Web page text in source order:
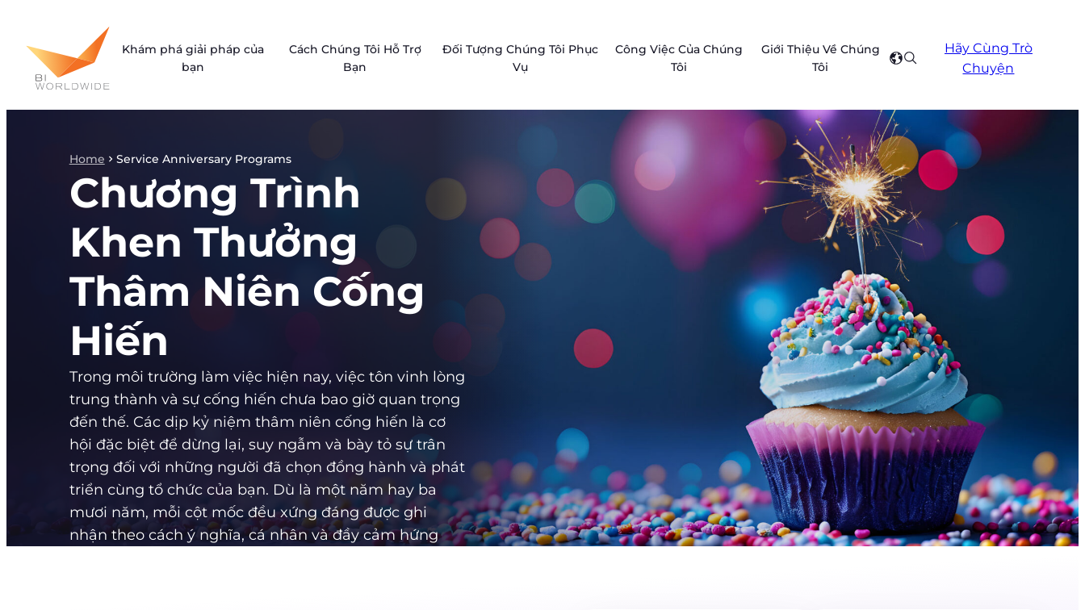
content
Khám phá giải pháp của
bạn
Cách Chúng Tôi Hỗ Trợ
Bạn
Đối Tượng Chúng Tôi Phục
Vụ
Công Việc Của Chúng
Tôi
Giới Thiệu Về Chúng
Tôi
Select
region
SearchHãy Cùng Trò
Chuyện
Home Service Anniversary Programs
Chương Trình
Khen Thưởng
Thâm Niên Cống
Hiến
Trong môi trường làm việc hiện nay, việc tôn vinh lòng
trung thành và sự cống hiến chưa bao giờ quan trọng
đến thế. Các dịp kỷ niệm thâm niên cống hiến là cơ
hội đặc biệt để dừng lại, suy ngẫm và bày tỏ sự trân
trọng đối với những người đã chọn đồng hành và phát
triển cùng tổ chức của bạn. Dù là một năm hay ba
mươi năm, mỗi cột mốc đều xứng đáng được ghi
nhận theo cách ý nghĩa, cá nhân và đầy cảm hứng